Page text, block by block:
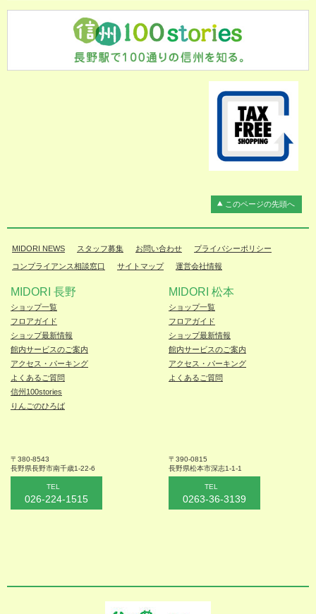
このページの先頭へ
MIDORI NEWS スタッフ募集 お問い合わせ プライバシーポリシー
コンプライアンス相談窓口 サイトマップ 運営会社情報
MIDORI 長野
ショップ一覧
フロアガイド
ショップ最新情報
館内サービスのご案内
アクセス・パーキング
よくあるご質問
信州100stories
りんごのひろば
〒380-8543
長野県長野市南千歳1-22-6
TEL
026-224-1515
MIDORI 松本
ショップ一覧
フロアガイド
ショップ最新情報
館内サービスのご案内
アクセス・パーキング
よくあるご質問
〒390-0815
長野県松本市深志1-1-1
TEL
0263-36-3139